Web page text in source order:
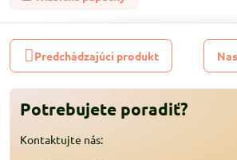
Predchádzajúci produkt
Potrebujete poradiť?
Kontaktujte nás: